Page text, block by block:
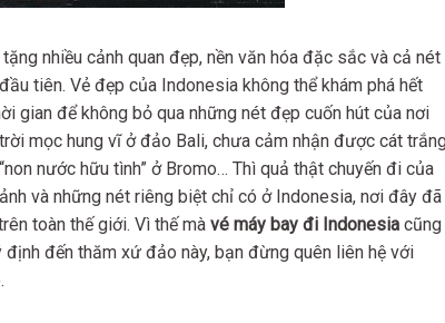
nhiều cảnh quan đẹp, nền văn hóa đặc sắc và cả nét
tiên. Vẻ đẹp của Indonesia không thể khám phá hết
gian để không bỏ qua những nét đẹp cuốn hút của nơi
mọc hung vĩ ở đảo Bali, chưa cảm nhận được cát
nước hữu tình” ở Bromo… Thì quả thật chuyến đi của
và những nét riêng biệt chỉ có ở Indonesia, nơi đây đã
toàn thế giới. Vì thế mà vé máy bay đi Indonesia cũng
đến thăm xứ đảo này, bạn đừng quên liên hệ với